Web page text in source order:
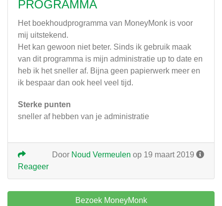
PROGRAMMA
Het boekhoudprogramma van MoneyMonk is voor
mij uitstekend.
Het kan gewoon niet beter. Sinds ik gebruik maak
van dit programma is mijn administratie up to date en
heb ik het sneller af. Bijna geen papierwerk meer en
ik bespaar dan ook heel veel tijd.
Sterke punten
sneller af hebben van je administratie
Door Noud Vermeulen op 19 maart 2019
Reageer
Bezoek MoneyMonk